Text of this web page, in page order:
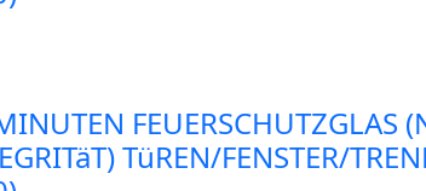
FEUERSCHUTZGLAS
TüREN/FENSTER/